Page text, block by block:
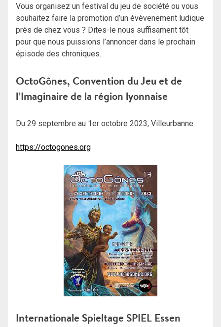
Vous organisez un festival du jeu de société ou vous
souhaitez faire la promotion d’un évèvenement ludique
près de chez vous ? Dites-le nous suffisament tôt
pour que nous puissions l’annoncer dans le prochain
épisode des chroniques.
OctoGônes, Convention du Jeu et de
l’Imaginaire de la région lyonnaise
Du 29 septembre au 1er octobre 2023, Villeurbanne
https://octogones.org
Internationale Spieltage SPIEL Essen